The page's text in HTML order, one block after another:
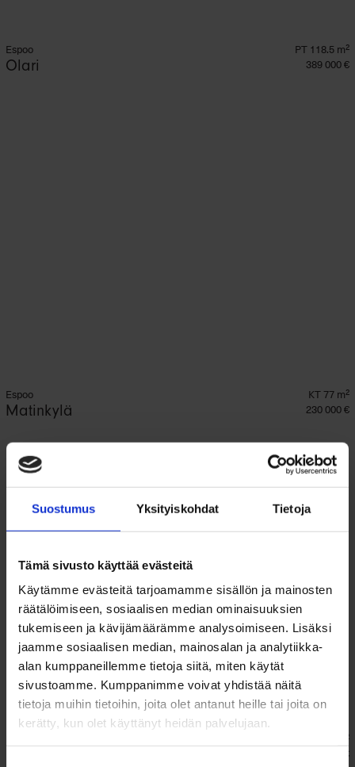
Suostumus Yksityiskohdat Tietoja
Tämä sivusto käyttää evästeitä
Käytämme evästeitä tarjoamamme sisällön ja mainosten
räätälöimiseen, sosiaalisen median ominaisuuksien
tukemiseen ja kävijämäärämme analysoimiseen. Lisäksi
jaamme sosiaalisen median, mainosalan ja analytiikka-
alan kumppaneillemme tietoja siitä, miten käytät
sivustoamme. Kumppanimme voivat yhdistää näitä
tietoja muihin tietoihin, joita olet antanut heille tai joita on
kerätty, kun olet käyttänyt heidän palvelujaan.
Espoo
Olari
PT 118.5 m²
389 000 €
Espoo
Matinkylä
KT 77 m²
230 000 €
RT 118 m²
238 000 €